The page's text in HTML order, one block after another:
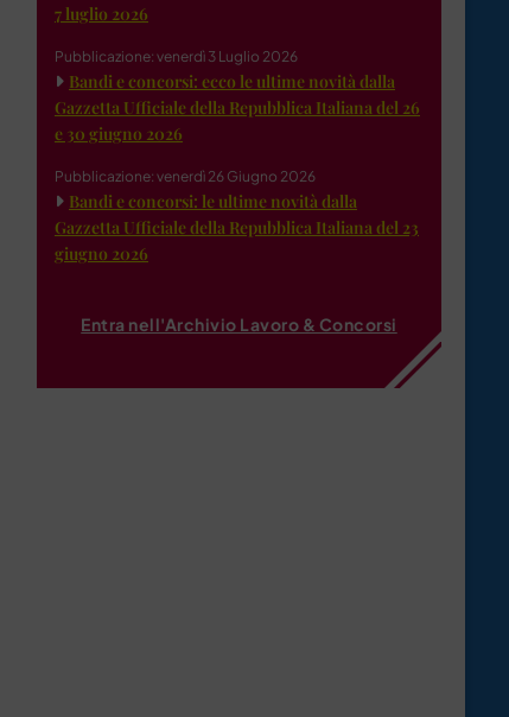
7 luglio 2026
Pubblicazione: venerdì 3 Luglio 2026
Bandi e concorsi: ecco le ultime novità dalla
Gazzetta Ufficiale della Repubblica Italiana del 26
e 30 giugno 2026
Pubblicazione: venerdì 26 Giugno 2026
Bandi e concorsi: le ultime novità dalla
Gazzetta Ufficiale della Repubblica Italiana del 23
giugno 2026
Entra nell'Archivio Lavoro & Concorsi